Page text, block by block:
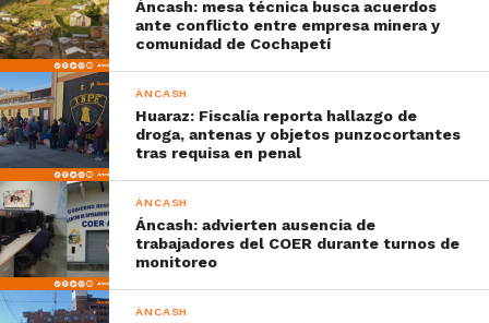
Áncash: mesa técnica busca acuerdos
ante conflicto entre empresa minera y
comunidad de Cochapetí
ÁNCASH
Huaraz: Fiscalía reporta hallazgo de
droga, antenas y objetos punzocortantes
tras requisa en penal
ÁNCASH
Áncash: advierten ausencia de
trabajadores del COER durante turnos de
monitoreo
ÁNCASH